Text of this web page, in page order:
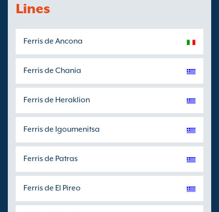
Lines
Ferris de Ancona
Ferris de Chania
Ferris de Heraklion
Ferris de Igoumenitsa
Ferris de Patras
Ferris de El Pireo